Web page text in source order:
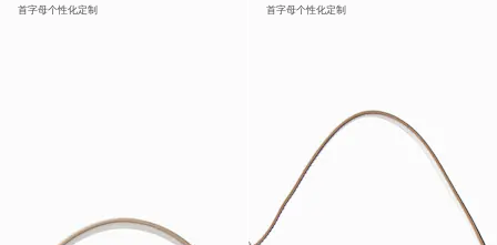
首字母个性化定制 首字母个性化定制